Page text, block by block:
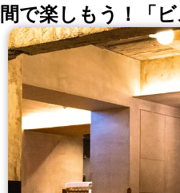
間で楽しもう！「